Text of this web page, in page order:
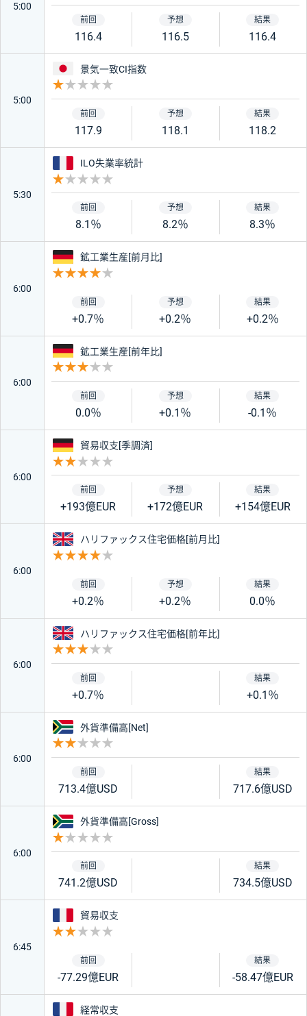
イギリス
オーストラリア
ニュージーランド カナダ
スイス
インド
トルコ
ポーランド
ハンガリー
絞り込み条件をリセット
5:00
116.4 116.5 116.4
5:00
日本
景気一致CI指数
117.9 118.1 118.2
5:30
フランス
ILO失業率統計
8.1％ 8.2％ 8.3％
6:00
ドイツ
鉱工業生産[前月比]
+0.7％ +0.2％ +0.2％
6:00
ドイツ
鉱工業生産[前年比]
0.0％ +0.1％ -0.1％
6:00
ドイツ
貿易収支[季調済]
+193億EUR +172億EUR +154億EUR
6:00
イギリス
ハリファックス住宅価格[前月比]
+0.2％ +0.2％ 0.0％
6:00
イギリス
ハリファックス住宅価格[前年比]
+0.7％ +0.1％
6:00
南アフリカ
外貨準備高[Net]
713.4億USD 717.6億USD
6:00
南アフリカ
外貨準備高[Gross]
741.2億USD 734.5億USD
6:45
フランス
貿易収支
-77.29億EUR -58.47億EUR
フランス
経常収支